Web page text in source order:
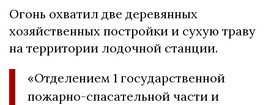
Огонь охватил две деревянных
хозяйственных постройки и сухую траву
на территории лодочной станции.
«Отделением 1 государственной
пожарно-спасательной части и